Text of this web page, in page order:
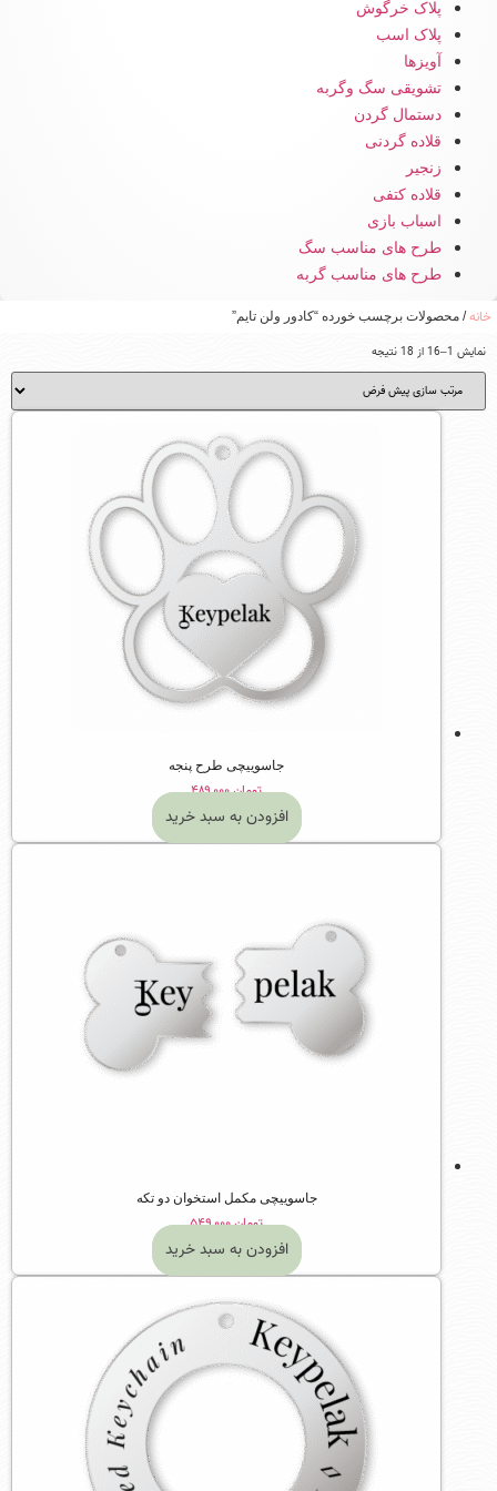
پلاک خرگوش
پلاک اسب
آویزها
تشویقی سگ وگربه
دستمال گردن
قلاده گردنی
زنجیر
قلاده کتفی
اسباب بازی
طرح های مناسب سگ
طرح های مناسب گربه
خانه/ محصولات برچسب خورده “کادور ولن تایم”
نمایش 1–16 از 18 نتیجه
جاسوییچی طرح پنجه
تومان۴۸۹,۰۰۰
افزودن به سبد خرید
جاسوییچی مکمل استخوان دو تکه
تومان۵۴۹,۰۰۰
افزودن به سبد خرید